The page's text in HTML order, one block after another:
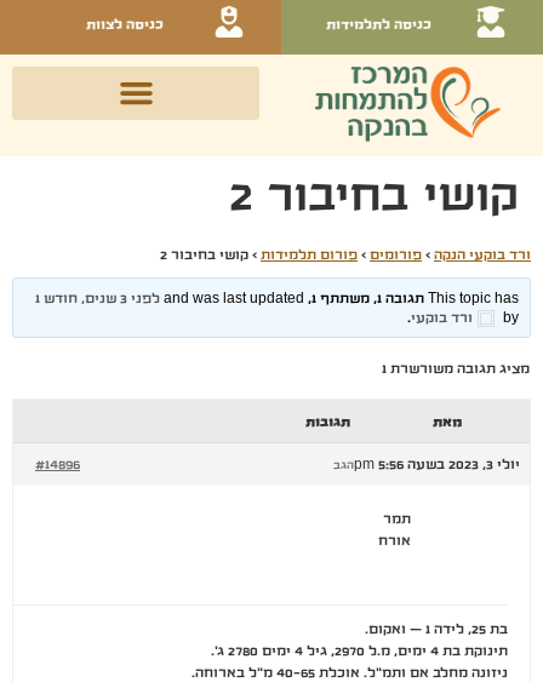
כניסה לתלמידות כניסה לצוות
קושי בחיבור 2
ורד בוקעי הנקה › פורומים › פורום תלמידות › קושי בחיבור 2
This topic has תגובה 1, משתתף 1, and was last updated
לפני 3 שנים, חודש 1
by
ורד בוקעי.
מציג תגובה משורשרת 1
מאת תגובות
יולי 3, 2023 בשעה 5:56 pm #14896 הגב
תמר
אורח
בת 25, לידה 1 – ואקום.
תינוקת בת 4 ימים, מ.ל 2970, גיל 4 ימים 2780 ג'.
ניזונה מחלב אם ותמ"ל. אוכלת 40-65 מ"ל בארוחה.